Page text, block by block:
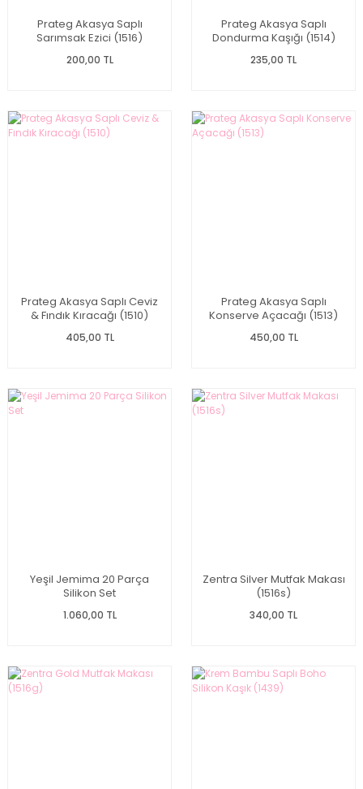
Prateg Akasya Saplı
Sarımsak Ezici (1516)
200,00 TL
Prateg Akasya Saplı
Dondurma Kaşığı (1514)
235,00 TL
Prateg Akasya Saplı Ceviz
& Fındık Kıracağı (1510)
405,00 TL
Prateg Akasya Saplı
Konserve Açacağı (1513)
450,00 TL
Yeşil Jemima 20 Parça
Silikon Set
1.060,00 TL
Zentra Silver Mutfak Makası
(1516s)
340,00 TL